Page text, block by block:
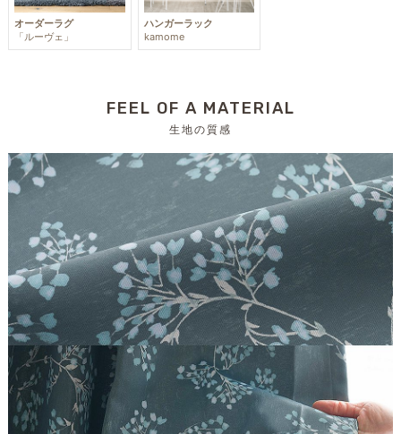
オーダーラグ
「ルーヴェ」
ハンガーラック
kamome
FEEL OF A MATERIAL
生地の質感